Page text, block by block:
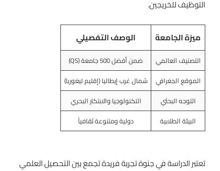
التوظيف للخريجين.
ميزة الجامعة الوصف التفصيلي
التصنيف العالمي
ضمن أفضل 500 جامعة (QS)
الموقع الجغرافي
شمال غرب إيطاليا (إقليم ليغوريا)
التوجه البحثي
التكنولوجيا والابتكار البحري
البيئة الطلابية
دولية ومتنوعة ثقافياً
تعتبر الدراسة في جنوة تجربة فريدة تجمع بين التحصيل العلمي